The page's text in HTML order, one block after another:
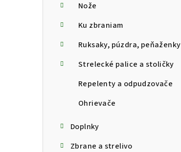
Nože
Ku zbraniam
Ruksaky, púzdra, peňaženky
Strelecké palice a stoličky
Repelenty a odpudzovače
Ohrievače
Doplnky
Zbrane a strelivo